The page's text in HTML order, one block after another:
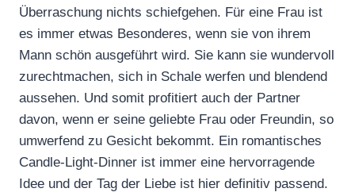
Überraschung nichts schiefgehen. Für eine Frau ist
es immer etwas Besonderes, wenn sie von ihrem
Mann schön ausgeführt wird. Sie kann sie wundervoll
zurechtmachen, sich in Schale werfen und blendend
aussehen. Und somit profitiert auch der Partner
davon, wenn er seine geliebte Frau oder Freundin, so
umwerfend zu Gesicht bekommt. Ein romantisches
Candle-Light-Dinner ist immer eine hervorragende
Idee und der Tag der Liebe ist hier definitiv passend.